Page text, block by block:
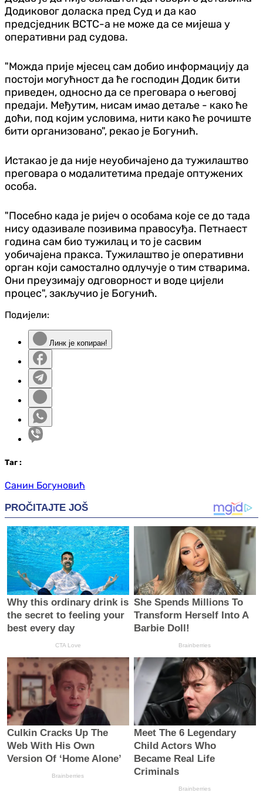
Додиковог доласка пред Суд и да као
предсједник ВСТС-а не може да се мијеша у
оперативни рад судова.
"Можда прије мјесец сам добио информацију да
постоји могућност да ће господин Додик бити
приведен, односно да се преговара о његовој
предаји. Међутим, нисам имао детаље - како ће
доћи, под којим условима, нити како ће рочиште
бити организовано", рекао је Богунић.
Истакао је да није неуобичајено да тужилаштво
преговара о модалитетима предаје оптужених
особа.
"Посебно када је ријеч о особама које се до тада
нису одазивале позивима правосуђа. Петнаест
година сам био тужилац и то је сасвим
уобичајена пракса. Тужилаштво је оперативни
орган који самостално одлучује о тим стварима.
Они преузимају одговорност и воде цијели
процес", закључио је Богунић.
Подијели:
Линк је копиран!
Таг :
Санин Богуновић